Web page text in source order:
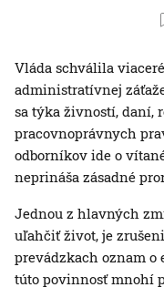
Vláda schválila
administratívnej
sa týka živností, daní,
pracovnoprávnych
odborníkov ide o
neprináša zásadné
Jednou z hlavných
uľahčiť život, je
prevádzkach oznam o
túto povinnosť mnohí